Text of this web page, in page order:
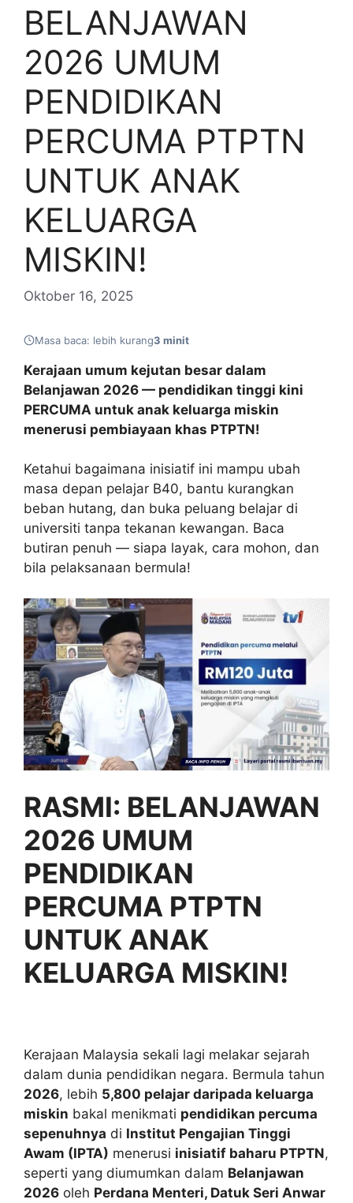
BELANJAWAN
2026 UMUM
PENDIDIKAN
PERCUMA PTPTN
UNTUK ANAK
KELUARGA
MISKIN!
Oktober 16, 2025
Masa baca: lebih kurang3 minit
Kerajaan umum kejutan besar dalam
Belanjawan 2026 — pendidikan tinggi kini
PERCUMA untuk anak keluarga miskin
menerusi pembiayaan khas PTPTN!
Ketahui bagaimana inisiatif ini mampu ubah
masa depan pelajar B40, bantu kurangkan
beban hutang, dan buka peluang belajar di
universiti tanpa tekanan kewangan. Baca
butiran penuh — siapa layak, cara mohon, dan
bila pelaksanaan bermula!
RASMI: BELANJAWAN
2026 UMUM
PENDIDIKAN
PERCUMA PTPTN
UNTUK ANAK
KELUARGA MISKIN!
Kerajaan Malaysia sekali lagi melakar sejarah
dalam dunia pendidikan negara. Bermula tahun
2026, lebih 5,800 pelajar daripada keluarga
miskin bakal menikmati pendidikan percuma
sepenuhnya di Institut Pengajian Tinggi
Awam (IPTA) menerusi inisiatif baharu PTPTN,
seperti yang diumumkan dalam Belanjawan
2026 oleh Perdana Menteri, Datuk Seri Anwar